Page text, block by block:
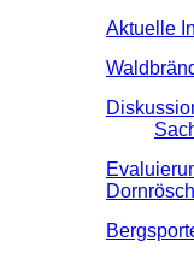
Aktuelle